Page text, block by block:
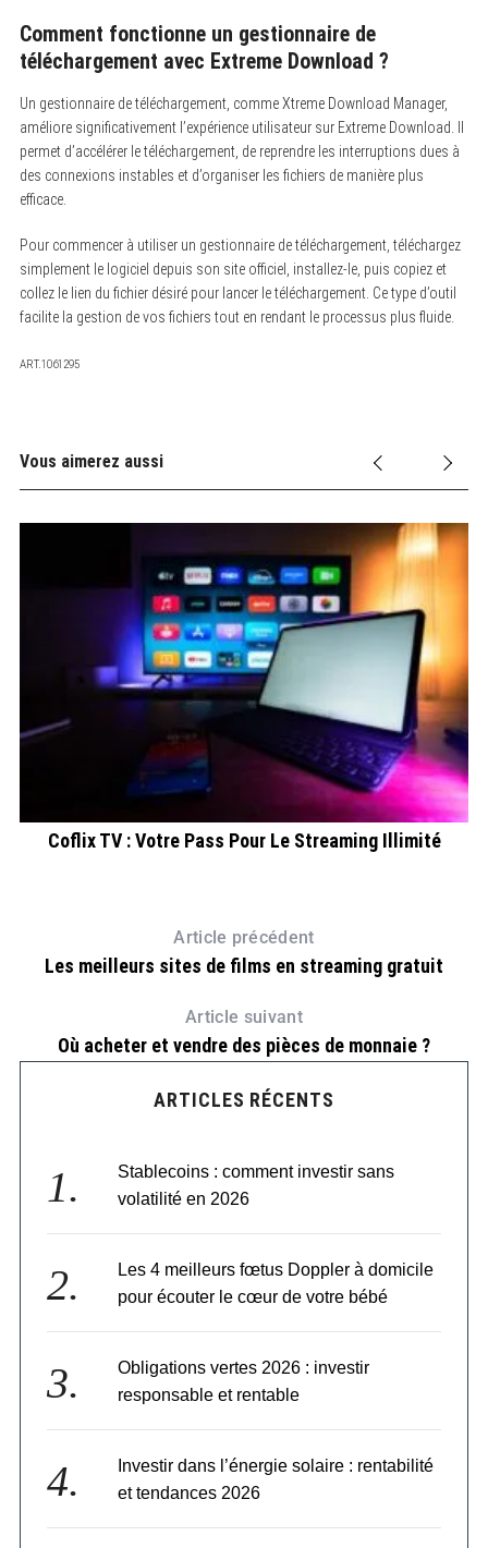
Comment fonctionne un gestionnaire de
téléchargement avec Extreme Download ?
Un gestionnaire de téléchargement, comme Xtreme Download Manager,
améliore significativement l’expérience utilisateur sur Extreme Download. Il
permet d’accélérer le téléchargement, de reprendre les interruptions dues à
des connexions instables et d’organiser les fichiers de manière plus
efficace.
Pour commencer à utiliser un gestionnaire de téléchargement, téléchargez
simplement le logiciel depuis son site officiel, installez-le, puis copiez et
collez le lien du fichier désiré pour lancer le téléchargement. Ce type d’outil
facilite la gestion de vos fichiers tout en rendant le processus plus fluide.
ART.1061295
Vous aimerez aussi
Coflix TV : Votre Pass Pour Le Streaming Illimité
Article précédent
Les meilleurs sites de films en streaming gratuit
Article suivant
Où acheter et vendre des pièces de monnaie ?
ARTICLES RÉCENTS
Stablecoins : comment investir sans
volatilité en 2026
Les 4 meilleurs fœtus Doppler à domicile
pour écouter le cœur de votre bébé
Obligations vertes 2026 : investir
responsable et rentable
Investir dans l’énergie solaire : rentabilité
et tendances 2026